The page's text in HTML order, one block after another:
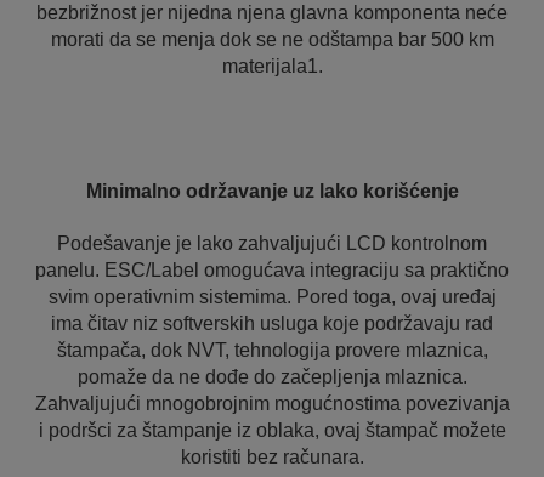
bezbrižnost jer nijedna njena glavna komponenta neće
morati da se menja dok se ne odštampa bar 500 km
materijala1.
Minimalno održavanje uz lako korišćenje
Podešavanje je lako zahvaljujući LCD kontrolnom
panelu. ESC/Label omogućava integraciju sa praktično
svim operativnim sistemima. Pored toga, ovaj uređaj
ima čitav niz softverskih usluga koje podržavaju rad
štampača, dok NVT, tehnologija provere mlaznica,
pomaže da ne dođe do začepljenja mlaznica.
Zahvaljujući mnogobrojnim mogućnostima povezivanja
i podršci za štampanje iz oblaka, ovaj štampač možete
koristiti bez računara.